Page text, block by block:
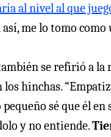
al nivel al que
así, me lo tomo como
se refirió a la
hinchas.
sé que él en
y no entiende.